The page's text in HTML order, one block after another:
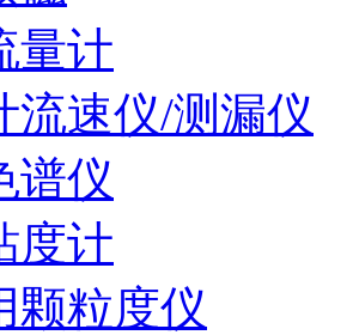
量计
流速仪/测漏仪
谱仪
度计
颗粒度仪